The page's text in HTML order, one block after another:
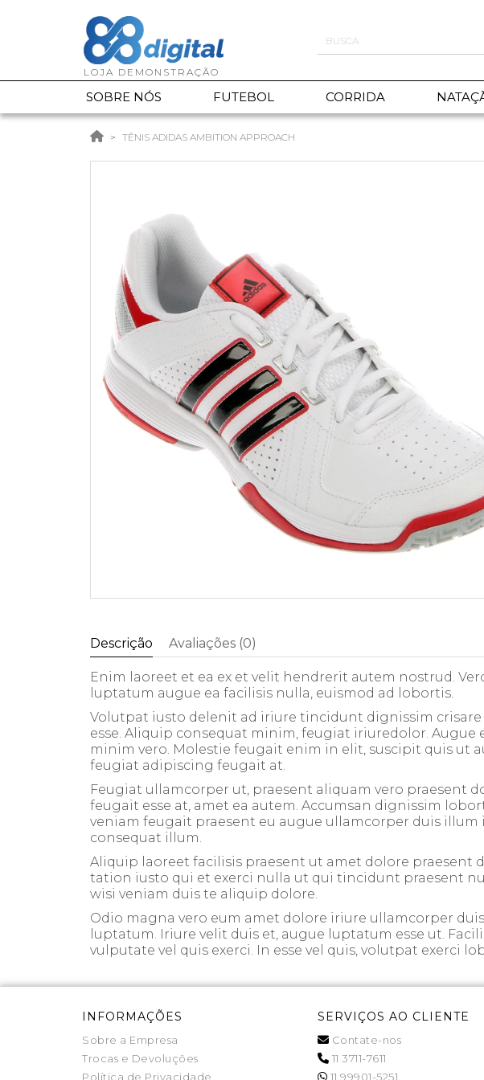
SOBRE NÓS FUTEBOL CORRIDA
TÊNIS ADIDAS AMBITION APPROACH
Descrição Avaliações (0)
Enim laoreet et ea ex et velit hendrerit autem nostrud.
luptatum augue ea facilisis nulla, euismod ad lobortis.
Volutpat iusto delenit ad iriure tincidunt dignissim
esse. Aliquip consequat minim, feugiat iriuredolor.
minim vero. Molestie feugait enim in elit, suscipit quis ut
feugiat adipiscing feugait at.
Feugiat ullamcorper ut, praesent aliquam vero praesent
feugait esse at, amet ea autem. Accumsan dignissim
veniam feugait praesent eu augue ullamcorper duis
consequat illum.
Aliquip laoreet facilisis praesent ut amet dolore praesent
tation iusto qui et exerci nulla ut qui tincidunt praesent
wisi veniam duis te aliquip dolore.
Odio magna vero eum amet dolore iriure ullamcorper
luptatum. Iriure velit duis et, augue luptatum esse ut.
vulputate vel quis exerci. In esse vel quis, volutpat exerci
INFORMAÇÕES
Sobre a Empresa
Trocas e Devoluções
Política de Privacidade
SERVIÇOS AO CLIENTE
Contate-nos
11 3711-7611
11 99901-5251